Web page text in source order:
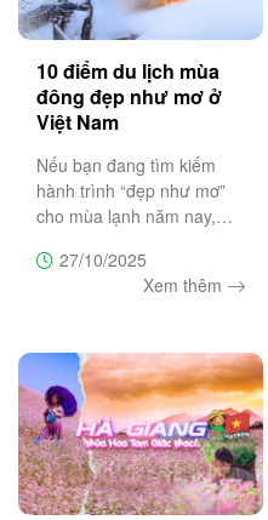
10 điểm du lịch mùa
đông đẹp như mơ ở
Việt Nam
Nếu bạn đang tìm kiếm
hành trình “đẹp như mơ”
cho mùa lạnh năm nay,
Tourist khám phá 10 điểm
đến mùa đông tuyệt vời
ca của thiên
27/10/2025
Xem thêm